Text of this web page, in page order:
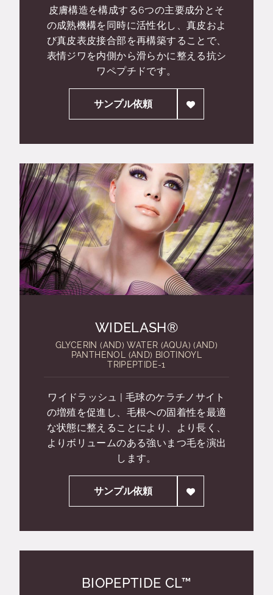
皮膚構造を構成する6つの主要成分とそ
の成熟機構を同時に活性化し、真皮およ
び真皮表皮接合部を再構築することで、
表情ジワを内側から滑らかに整える抗シ
ワペプチドです。
サンプル依頼
WIDELASH®
GLYCERIN (AND) WATER (AQUA) (AND)
PANTHENOL (AND) BIOTINOYL
TRIPEPTIDE-1
ワイドラッシュ | 毛球のケラチノサイト
の増殖を促進し、毛根への固着性を最適
な状態に整えることにより、より長く、
よりボリュームのある強いまつ毛を演出
します。
サンプル依頼
BIOPEPTIDE CL™